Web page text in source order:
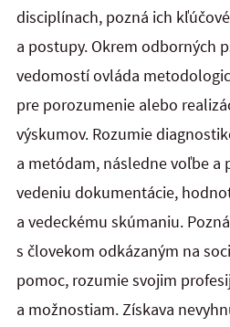
disciplínach, pozná ich
a postupy. Okrem odborných
vedomostí ovláda
pre porozumenie alebo
výskumov. Rozumie
a metódam, následne voľbe a
vedeniu dokumentácie,
a vedeckému skúmaniu.
s človekom odkázaným na
pomoc, rozumie svojim
a možnostiam. Získava